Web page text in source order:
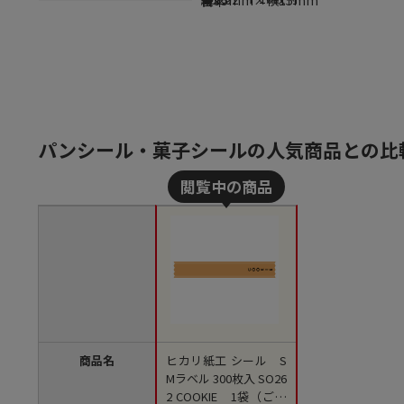
パンシール・菓子シールの人気商品との比
商品名
ヒカリ紙工 シール S
Mラベル 300枚入 SO26
2 COOKIE 1袋（ご注